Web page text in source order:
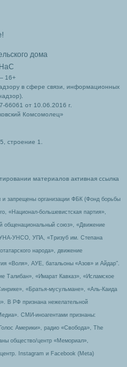
дома
16+
в сфере связи, информационных
от 10.06.2016 г.
Комсомолец»
строение 1.
материалов активная ссылка
и запрещены организации ФБК (Фонд борьбы
«Национал-большевистская партия»,
общенациональный союз», «Движение
УНА-УНСО, УПА, «Тризуб им. Степана
народа», движение
«Воля», АУЕ, батальоны «Азов» и Айдар″.
Талибан», «Имарат Кавказ», «Исламское
«Братья-мусульмане», «Аль-Каида
В РФ признана нежелательной
СМИ-иноагентами признаны:
Америки», радио «Свобода», The
общество/центр «Мемориал»,
Instagram и Facebook (Metа)